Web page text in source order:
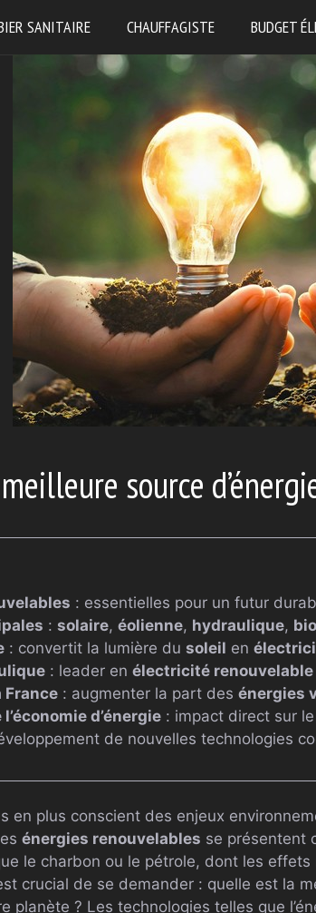
SANITAIRE CHAUFFAGISTE BUDGET
source
: essentielles pour un futur
: solaire, éolienne, hydraulique,
: convertit la lumière du soleil en
: leader en électricité renouvelable
France: augmenter la part des énergies
d’énergie: impact direct sur le
de nouvelles technologies
en plus conscient des enjeux
énergies renouvelables se présentent
le charbon ou le pétrole, dont les effets
crucial de se demander : quelle est la
planète ? Les technologies telles que